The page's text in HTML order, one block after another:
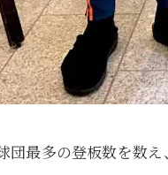
団最多の登板数を数え